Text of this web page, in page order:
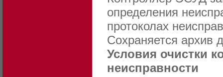
определения
протоколах
Сохраняется архив
Условия очистки
неисправности